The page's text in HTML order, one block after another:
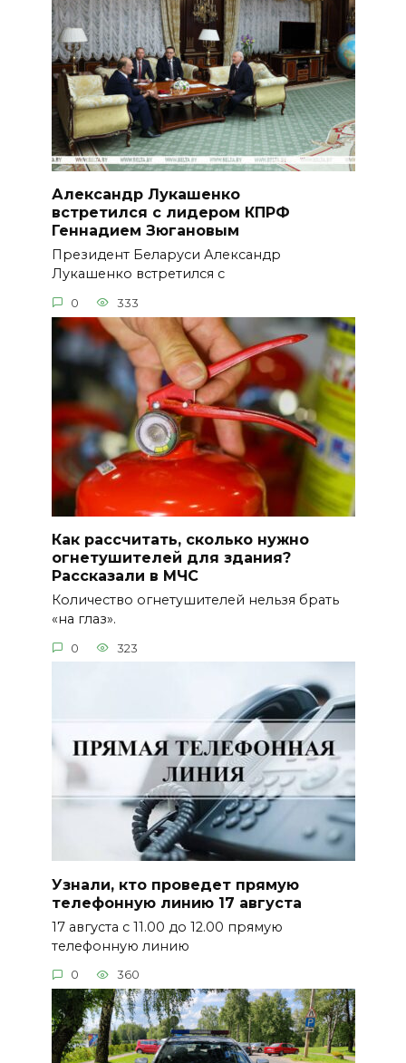
Александр Лукашенко
встретился с лидером КПРФ
Геннадием Зюгановым
Президент Беларуси Александр
Лукашенко встретился с
0 333
Как рассчитать, сколько нужно
огнетушителей для здания?
Рассказали в МЧС
Количество огнетушителей нельзя брать
«на глаз».
0 323
Узнали, кто проведет прямую
телефонную линию 17 августа
17 августа с 11.00 до 12.00 прямую
телефонную линию
0 360